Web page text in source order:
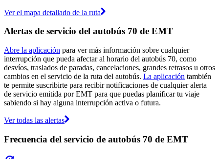
Ver el mapa detallado de la ruta
Alertas de servicio del autobús 70 de EMT
Abre la aplicación para ver más información sobre cualquier
interrupción que pueda afectar al horario del autobús 70, como
desvíos, traslados de paradas, cancelaciones, grandes retrasos u otros
cambios en el servicio de la ruta del autobús. La aplicación también
te permite suscribirte para recibir notificaciones de cualquier alerta
de servicio emitida por EMT para que puedas planificar tu viaje
sabiendo si hay alguna interrupción activa o futura.
Ver todas las alertas
Frecuencia del servicio de autobús 70 de EMT